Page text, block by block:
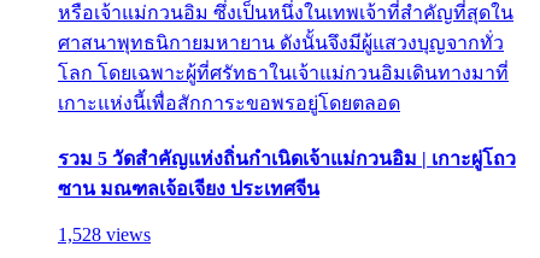
หรือเจ้าแม่กวนอิม ซึ่งเป็นหนึ่งในเทพเจ้าที่สำคัญที่สุดใน
ศาสนาพุทธนิกายมหายาน ดังนั้นจึงมีผู้แสวงบุญจากทั่ว
โลก โดยเฉพาะผู้ที่ศรัทธาในเจ้าแม่กวนอิมเดินทางมาที่
เกาะแห่งนี้เพื่อสักการะขอพรอยู่โดยตลอด
รวม 5 วัดสำคัญแห่งถิ่นกำเนิดเจ้าแม่กวนอิม | เกาะผู่โถว
ซาน มณฑลเจ้อเจียง ประเทศจีน
1,528 views